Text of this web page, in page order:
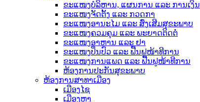
ຂະແໜງບໍລິຫານ, ແຜນການ ແລະ ການເງິນ
ຂະແໜງຈັດຕັ້ງ ແລະ ກວດກາ
ຂະແໜງອານະໄມ ແລະ ສົ່ງເສີມສຸຂະພາບ
ຂະແໜງຄວມຄຸມ ແລະ ພະຍາດຕິດຕໍ່
ຂະແໜງອາຫານ ແລະ ຢາ
ຂະແໜງປິ່ນປົວ ແລະ ຟື້ນຟູໜ້າທີການ
ຂະແໜງການແພດ ແລະ ຟື້ນຟູໜ້າທີການ
ຫ້ອງການປະກັນສຸຂະພາບ
ຫ້ອງການສາທາເມືອງ
ເມືອງໄຊ
ເມືອງຫຼາ